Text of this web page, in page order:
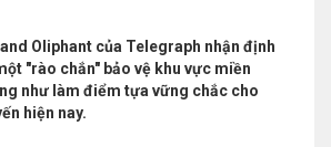
Oliphant của Telegraph nhận định
"rào chắn" bảo vệ khu vực miền
như làm điểm tựa vững chắc cho
hiện nay.